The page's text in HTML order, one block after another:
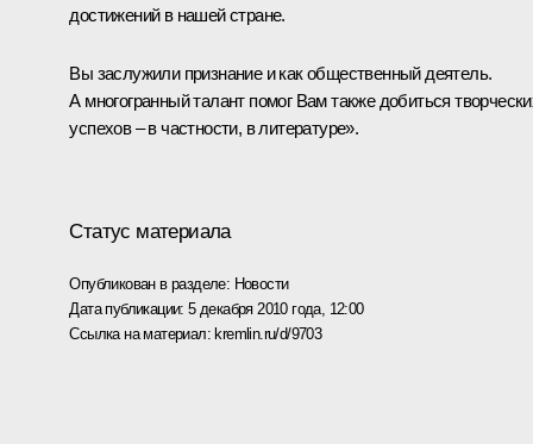
достижений в нашей стране.
Вы заслужили признание и как общественный деятель.
А многогранный талант помог Вам также добиться
успехов – в частности, в литературе».
Статус материала
Опубликован в разделе: Новости
Дата публикации:5 декабря 2010 года, 12:00
Ссылка на материал: kremlin.ru/d/9703